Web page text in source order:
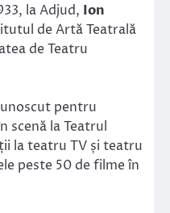
la Adjud, Ion
de Artă Teatrală
de Teatru
pentru
scenă la Teatrul
la teatru TV și teatru
peste 50 de filme în